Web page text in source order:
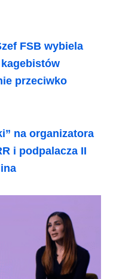
FSB wybiela
przeciwko
na organizatora
i podpalacza II